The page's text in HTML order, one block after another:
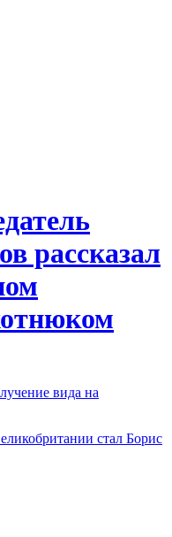
рассказал
вида на
стал Борис